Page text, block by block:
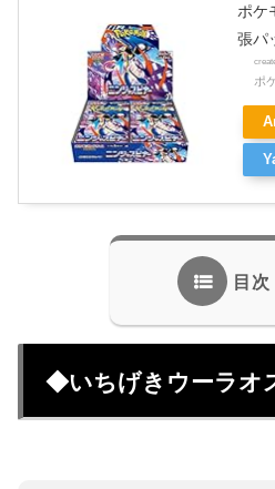
ポケ
張パ
ポ
目次
◆いちげきウーラオ